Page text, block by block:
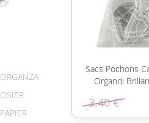
ORGANZA
OSIER
PAPIER
Sacs Pochons
Organdi
3.40 €